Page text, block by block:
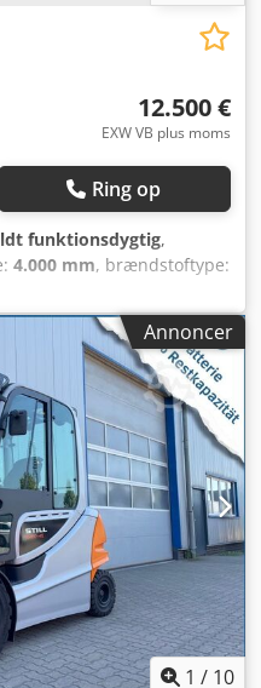
12.500 €
EXW VB plus moms
Ring op
funktionsdygtig,
4.000 mm, brændstoftype:
45 Årgang: 2007
18/2020 Batteri: 80V 6
2,8 m Fuld kabine
Fri ekstra hydraulik Nye
Annoncer
1 / 10